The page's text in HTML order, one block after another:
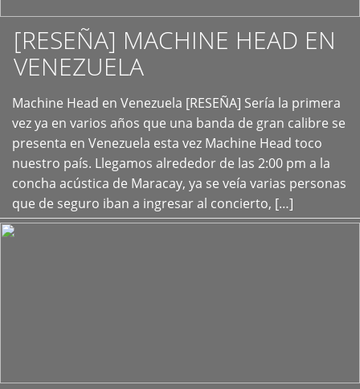
[RESEÑA] MACHINE HEAD EN
VENEZUELA
Machine Head en Venezuela [RESEÑA] Sería la primera
vez ya en varios años que una banda de gran calibre se
presenta en Venezuela esta vez Machine Head toco
nuestro país. Llegamos alrededor de las 2:00 pm a la
concha acústica de Maracay, ya se veía varias personas
que de seguro iban a ingresar al concierto, […]
+